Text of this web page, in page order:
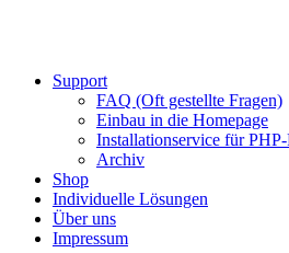
Support
FAQ (Oft gestellte Fragen)
Einbau in die Homepage
Installationservice für
Archiv
Shop
Individuelle Lösungen
Über uns
Impressum